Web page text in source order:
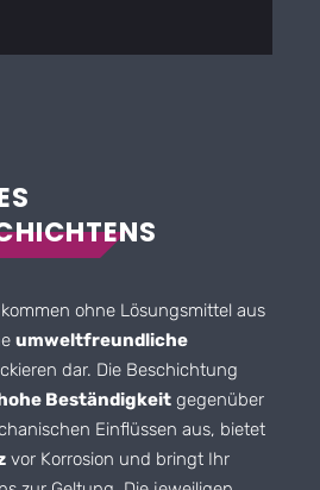
ohne Lösungsmittel aus
umweltfreundliche
dar. Die Beschichtung
Beständigkeit gegenüber
Einflüssen aus, bietet
vor Korrosion und bringt Ihr